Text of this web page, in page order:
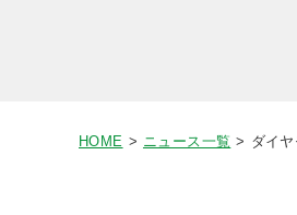
HOME ニュース一覧 ダイ